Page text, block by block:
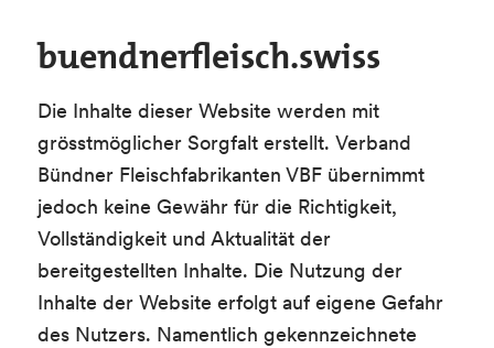
buendnerfleisch.swiss
Die Inhalte dieser Website werden mit
grösstmöglicher Sorgfalt erstellt. Verband
Bündner Fleischfabrikanten VBF übernimmt
jedoch keine Gewähr für die Richtigkeit,
Vollständigkeit und Aktualität der
bereitgestellten Inhalte. Die Nutzung der
Inhalte der Website erfolgt auf eigene Gefahr
des Nutzers. Namentlich gekennzeichnete